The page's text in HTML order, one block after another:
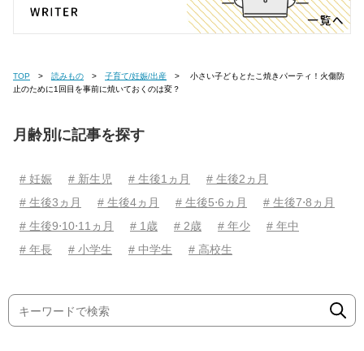
TOP 読みもの 子育て/妊娠/出産
止のために1回目を事前に焼いておくのは変？
月齢別に記事を探す
# 妊娠 # 新生児 # 生後1ヵ月
# 生後2ヵ月
# 生後3ヵ月
# 生後4ヵ月 # 生後5⋅6ヵ月
# 生後7⋅8ヵ月
# 生後9⋅10⋅11ヵ月
# 1歳 # 2歳 # 年少
# 年中
# 年長
# 小学生 # 中学生 # 高校生